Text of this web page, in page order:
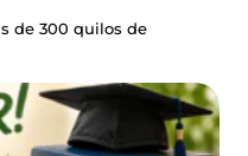
de 300 quilos de